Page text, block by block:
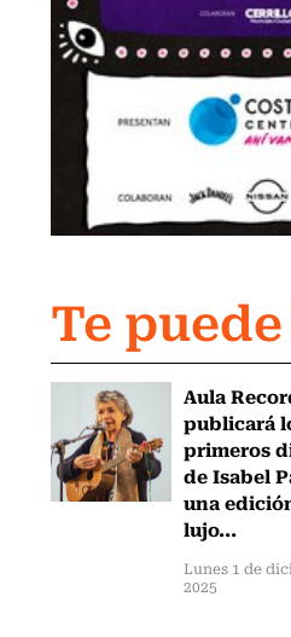
Te
Aula
publicará
primeros
de Isabel
una
lujo...
Lunes 1 de
2025